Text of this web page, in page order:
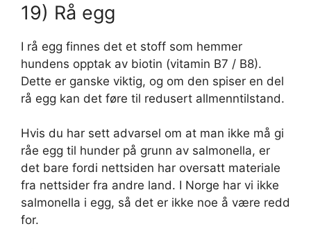
19) Rå egg
I rå egg finnes det et stoff som hemmer
hundens opptak av biotin (vitamin B7 / B8).
Dette er ganske viktig, og om den spiser en del
rå egg kan det føre til redusert allmenntilstand.
Hvis du har sett advarsel om at man ikke må gi
råe egg til hunder på grunn av salmonella, er
det bare fordi nettsiden har oversatt materiale
fra nettsider fra andre land. I Norge har vi ikke
salmonella i egg, så det er ikke noe å være redd
for.